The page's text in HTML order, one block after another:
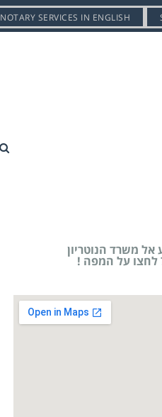
NOTARY SERVICES IN ENGLISH
אל משרד הנוטריון
לחצו על המפה !